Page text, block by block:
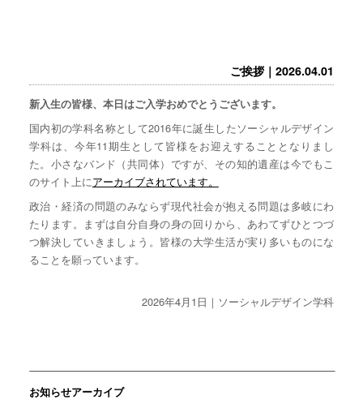
ご挨拶｜2026.04.01
新入生の皆様、本日はご入学おめでとうございます。
国内初の学科名称として2016年に誕生したソーシャルデザイン
学科は、今年11期生として皆様をお迎えすることとなりまし
た。小さなバンド（共同体）ですが、その知的遺産は今でもこ
のサイト上にアーカイブされています。
政治・経済の問題のみならず現代社会が抱える問題は多岐にわ
たります。まずは自分自身の身の回りから、あわてずひとつづ
つ解決していきましょう。皆様の大学生活が実り多いものにな
ることを願っています。
2026年4月1日｜ソーシャルデザイン学科
お知らせアーカイブ